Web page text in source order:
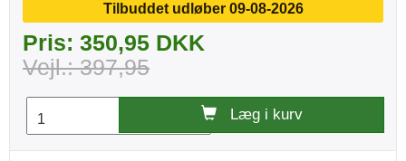
Tilbuddet udløber 09-08-2026
Pris: 350,95 DKK
Vejl.: 397,95
Læg i kurv